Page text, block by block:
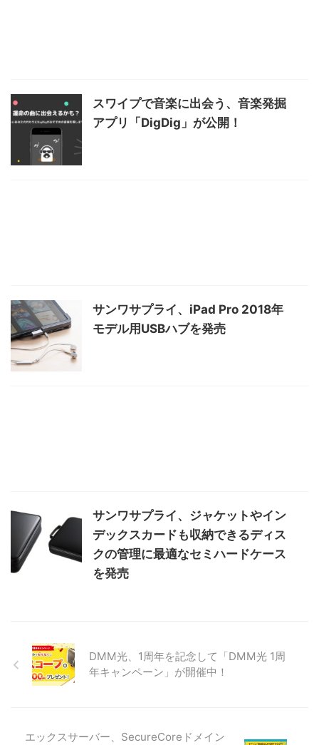
スワイプで音楽に出会う、音楽発掘
アプリ「DigDig」が公開！
サンワサプライ、iPad Pro 2018年
モデル用USBハブを発売
サンワサプライ、ジャケットやイン
デックスカードも収納できるディス
クの管理に最適なセミハードケース
を発売
DMM光、1周年を記念して「DMM光 1周
年キャンペーン」が開催中！
エックスサーバー、SecureCoreドメイン